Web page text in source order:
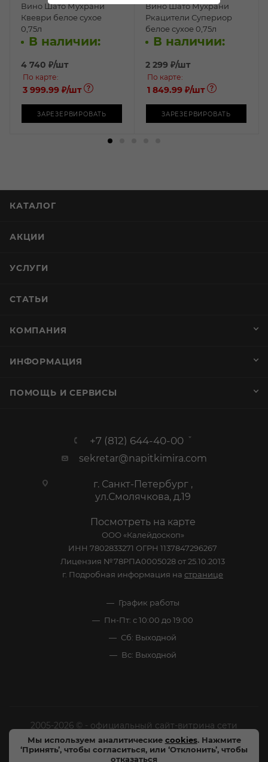
Вино Шато Мухрани
Квеври белое сухое
0,75л
В наличии:
4 740 ₽/шт
По карте:
3 999.99 ₽/шт
ЗАРЕЗЕРВИРОВАТЬ
Вино Шато Мухрани
Ркацители Супериор
белое сухое 0,75л
В наличии:
2 299 ₽/шт
По карте:
1 849.99 ₽/шт
ЗАРЕЗЕРВИРОВАТЬ
Мы используем аналитические cookies. Нажмите
‘Принять’, чтобы согласиться, или ‘Отклонить’, чтобы
отказаться
КАТАЛОГ
АКЦИИ
УСЛУГИ
СТАТЬИ
КОМПАНИЯ
ИНФОРМАЦИЯ
ПОМОЩЬ И СЕРВИСЫ
+7 (812) 644-40-00
sekretar@napitkimira.com
г. Санкт-Петербург ,
ул.Смолячкова, д.19
Посмотреть на карте
ООО «Калейдоскоп»
ИНН 7802833271 ОГРН 1137847296267
Лицензия №78РПА0005028 от 25.10.2013
г. Подробная информация на странице
График работы
Пн-Пт: с 10:00 до 19:00
Сб: Выходной
Вс: Выходной
2005-2026 © - официальный сайт-витрина сети
специализированных напитков "Калейдоскоп Напитков
Мира". Все права защищены.